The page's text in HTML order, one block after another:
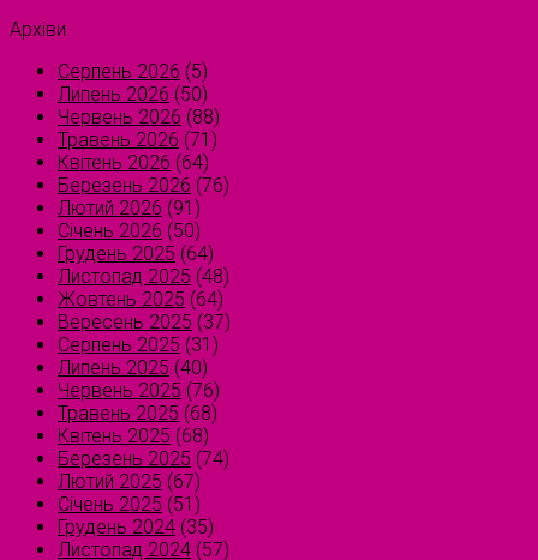
Архіви
Серпень 2026 (5)
Липень 2026 (50)
Червень 2026 (88)
Травень 2026 (71)
Квітень 2026 (64)
Березень 2026 (76)
Лютий 2026 (91)
Січень 2026 (50)
Грудень 2025 (64)
Листопад 2025 (48)
Жовтень 2025 (64)
Вересень 2025 (37)
Серпень 2025 (31)
Липень 2025 (40)
Червень 2025 (76)
Травень 2025 (68)
Квітень 2025 (68)
Березень 2025 (74)
Лютий 2025 (67)
Січень 2025 (51)
Грудень 2024 (35)
Листопад 2024 (57)